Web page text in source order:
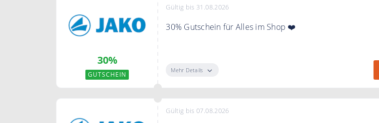
30%
GUTSCHEIN
Gültig bis 31.08.2026
30% Gutschein für Alles im Shop ❤️
Mehr Details
Gültig bis 07.08.2026